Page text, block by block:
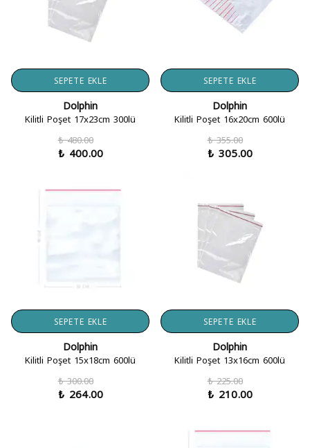
SEPETE EKLE
Dolphin
Kilitli Poşet 17x23cm 300lü
₺ 480.00
₺ 400.00
SEPETE EKLE
Dolphin
Kilitli Poşet 16x20cm 600lü
₺ 355.00
₺ 305.00
SEPETE EKLE
Dolphin
Kilitli Poşet 15x18cm 600lü
₺ 300.00
₺ 264.00
SEPETE EKLE
Dolphin
Kilitli Poşet 13x16cm 600lü
₺ 225.00
₺ 210.00